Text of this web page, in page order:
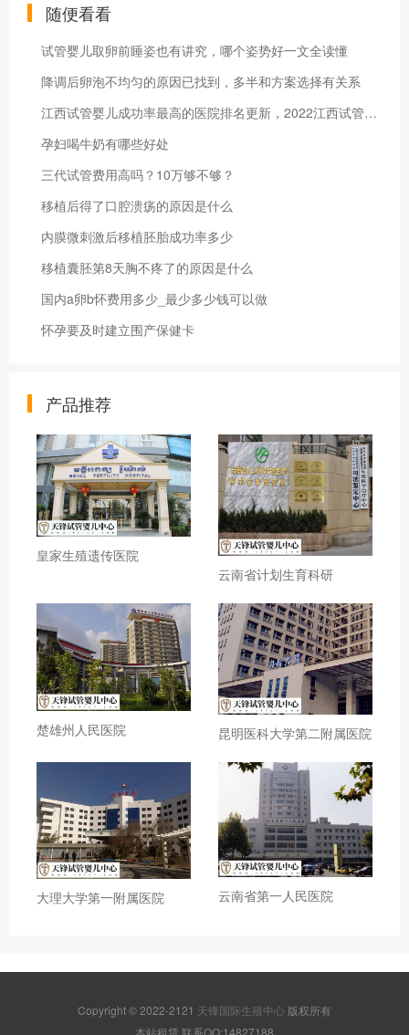
随便看看
试管婴儿取卵前睡姿也有讲究，哪个姿势好一文全读懂
降调后卵泡不均匀的原因已找到，多半和方案选择有关系
江西试管婴儿成功率最高的医院排名更新，2022江西试管生男孩医院名单
孕妇喝牛奶有哪些好处
三代试管费用高吗？10万够不够？
移植后得了口腔溃疡的原因是什么
内膜微刺激后移植胚胎成功率多少
移植囊胚第8天胸不疼了的原因是什么
国内a卵b怀费用多少_最少多少钱可以做
怀孕要及时建立围产保健卡
产品推荐
皇家生殖遗传医院
云南省计划生育科研
楚雄州人民医院 昆明医科大学第二附属医院
大理大学第一附属医院 云南省第一人民医院
Copyright © 2022-2121 天锋国际生殖中心 版权所有
本站租赁,联系QQ:14827188